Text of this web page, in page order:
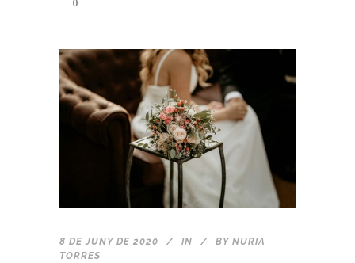
0
8 DE JUNY DE 2020 IN BY NURIA
TORRES